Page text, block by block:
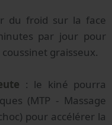
du froid sur la face
par jour pour
graisseux.
: le kiné pourra
(MTP - Massage
pour accélérer la